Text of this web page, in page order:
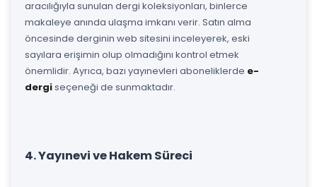
aracılığıyla sunulan dergi koleksiyonları, binlerce
makaleye anında ulaşma imkanı verir. Satın alma
öncesinde derginin web sitesini inceleyerek, eski
sayılara erişimin olup olmadığını kontrol etmek
önemlidir. Ayrıca, bazı yayınevleri aboneliklerde e-
dergiseçeneği de sunmaktadır.
4. Yayınevi ve Hakem Süreci